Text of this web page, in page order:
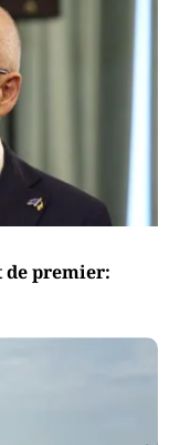
de premier: